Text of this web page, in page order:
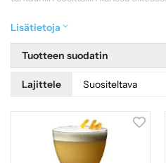
kaikissa mahdollisissa muodoissa.
cocktaillaseja arvostetuilta
Spiegelau ja Nachtmann. Komeat
lasit ja maalaismaiset "On the
kasvamaan!
Lisätietoja
Tuotteen suodatin
Lajittele